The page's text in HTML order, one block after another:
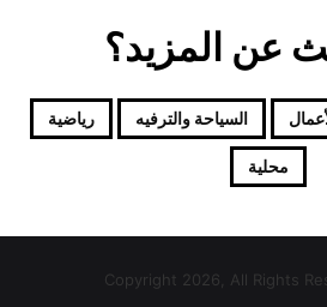
عن المزيد؟
السياحة والترفيه رياضية
محلية